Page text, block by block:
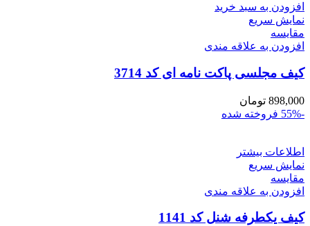
افزودن به سبد خرید
نمایش سریع
مقايسه
افزودن به علاقه مندی
کیف مجلسی پاکت نامه ای کد 3714
898,000 تومان
-55%
فروخته شده
اطلاعات بیشتر
نمایش سریع
مقايسه
افزودن به علاقه مندی
کیف یکطرفه شنل کد 1141